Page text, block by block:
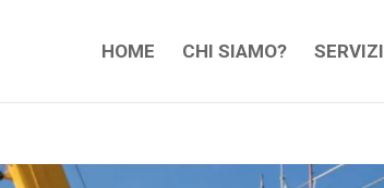
HOME CHI SIAMO? SERVIZI